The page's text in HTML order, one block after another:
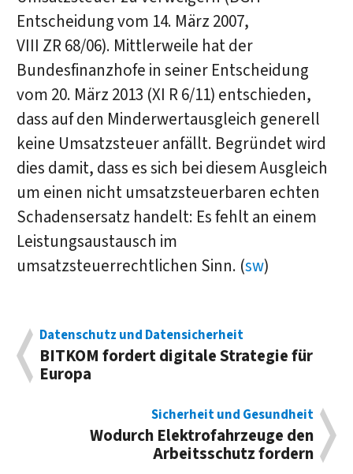
Entscheidung vom 14. März 2007,
VIII ZR 68/06). Mittlerweile hat der
Bundesfinanzhofe in seiner Entscheidung
vom 20. März 2013 (XI R 6/11) entschieden,
dass auf den Minderwertausgleich generell
keine Umsatzsteuer anfällt. Begründet wird
dies damit, dass es sich bei diesem Ausgleich
um einen nicht umsatzsteuerbaren echten
Schadensersatz handelt: Es fehlt an einem
Leistungsaustausch im
umsatzsteuerrechtlichen Sinn. (sw)
Datenschutz und Datensicherheit
BITKOM fordert digitale Strategie für
Europa
Sicherheit und Gesundheit
Wodurch Elektrofahrzeuge den
Arbeitsschutz fordern